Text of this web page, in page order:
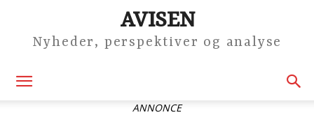
AVISEN
Nyheder, perspektiver og analyse
ANNONCE